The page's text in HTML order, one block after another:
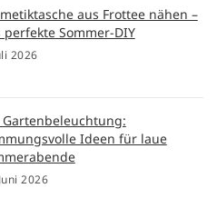
aus Frottee nähen –
perfekte Sommer-DIY
2026
Gartenbeleuchtung:
Ideen für laue
2026